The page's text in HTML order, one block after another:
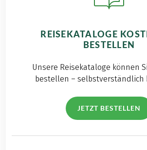
REISEKATALOGE
BESTELLEN
Unsere Reisekataloge können
bestellen – selbstverständlich
JETZT BESTELLEN